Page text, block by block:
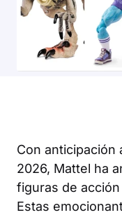
Con anticipación
2026, Mattel ha
figuras de
Estas